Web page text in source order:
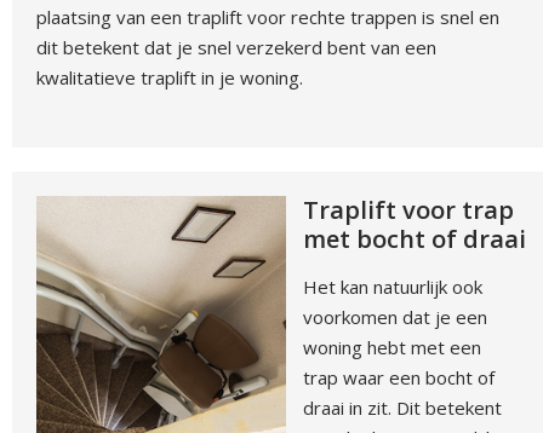
plaatsing van een traplift voor rechte trappen is snel en
dit betekent dat je snel verzekerd bent van een
kwalitatieve traplift in je woning.
Traplift voor trap
met bocht of draai
Het kan natuurlijk ook
voorkomen dat je een
woning hebt met een
trap waar een bocht of
draai in zit. Dit betekent